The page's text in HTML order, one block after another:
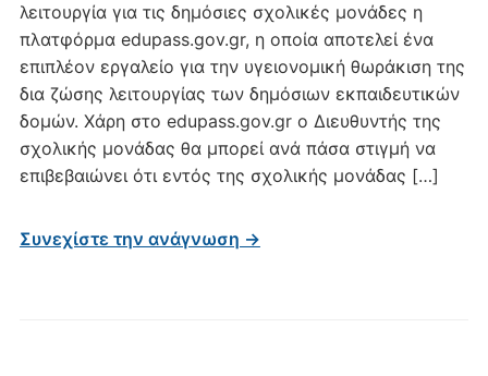
λειτουργία για τις δημόσιες σχολικές μονάδες η
πλατφόρμα edupass.gov.gr, η οποία αποτελεί ένα
επιπλέον εργαλείο για την υγειονομική θωράκιση της
δια ζώσης λειτουργίας των δημόσιων εκπαιδευτικών
δομών. Χάρη στο edupass.gov.gr o Διευθυντής της
σχολικής μονάδας θα μπορεί ανά πάσα στιγμή να
επιβεβαιώνει ότι εντός της σχολικής μονάδας […]
Συνεχίστε την ανάγνωση →